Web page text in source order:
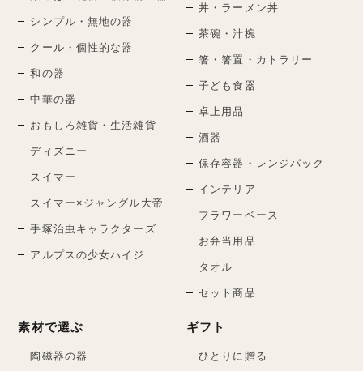
シンプル・無地の器
クール・個性的な器
和の器
中華の器
おもしろ雑貨・生活雑貨
ディズニー
スイマー
スイマー×ジャングル大帝
手塚治虫キャラクターズ
アルプスの少女ハイジ
丼・ラーメン丼
茶碗・汁椀
箸・箸置・カトラリー
子ども食器
卓上用品
酒器
保存容器・レンジパック
インテリア
フラワーベース
お弁当用品
タオル
セット商品
素材で選ぶ
陶磁器の器
ギフト
ひとりに贈る